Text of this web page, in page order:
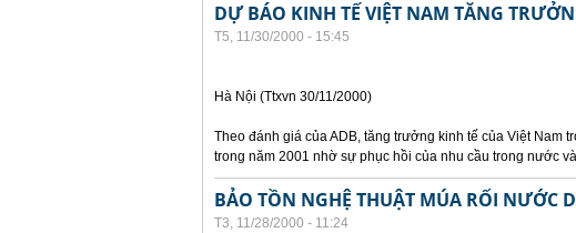
DỰ BÁO KINH TẾ VIỆT NAM TĂNG
T5, 11/30/2000 - 15:45
Hà Nội (Ttxvn 30/11/2000)
Theo đánh giá của ADB, tăng trưởng kinh tế của Việt Nam
trong năm 2001 nhờ sự phục hồi của nhu cầu trong nước
BẢO TỒN NGHỆ THUẬT MÚA RỐI NƯỚC
T3, 11/28/2000 - 11:24